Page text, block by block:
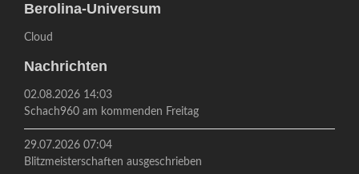
Berolina-Universum
Cloud
Nachrichten
02.08.2026 14:03
Schach960 am kommenden Freitag
29.07.2026 07:04
Blitzmeisterschaften ausgeschrieben